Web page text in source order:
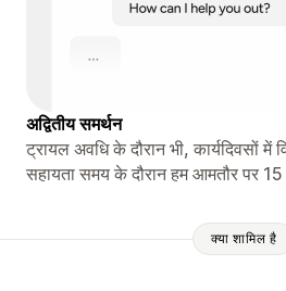
अद्वितीय समर्थन
ट्रायल अवधि के दौरान भी, कार्यदिवसों में
सहायता समय के दौरान हम आमतौर पर
क्या शामिल है